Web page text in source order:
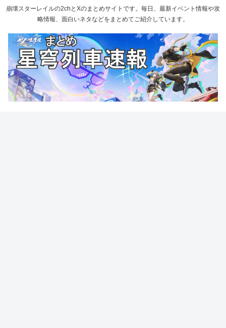
崩壊スターレイルの2chとXのまとめサイトです。毎日、最新イベント情報や攻
略情報、面白いネタなどをまとめてご紹介しています。